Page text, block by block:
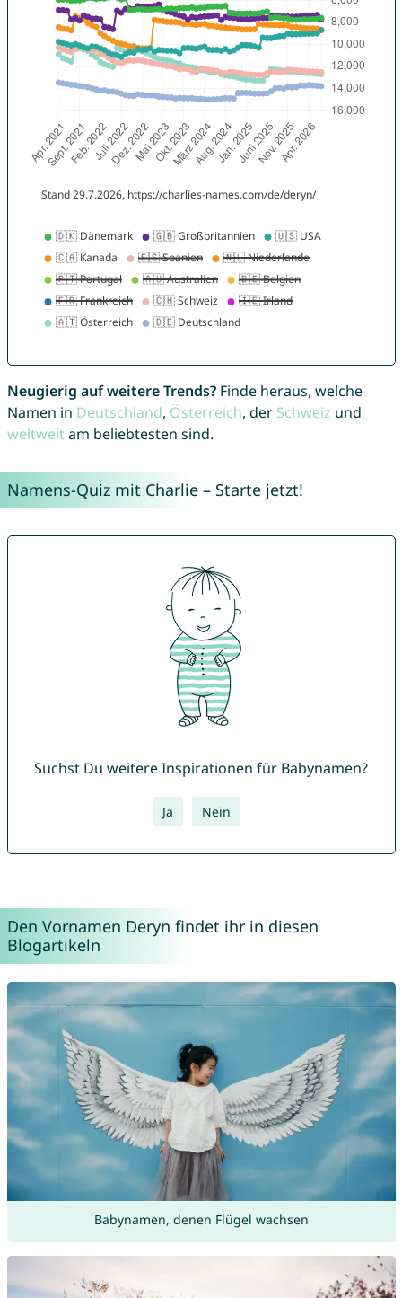
Neugierig auf weitere Trends?Finde heraus, welche
Namen in Deutschland, Österreich, der Schweiz und
weltweitam beliebtesten sind.
Namens-Quiz mit Charlie – Starte jetzt!
Suchst Du weitere Inspirationen für Babynamen?
Ja Nein
Den Vornamen Deryn findet ihr in diesen
Blogartikeln
Babynamen, denen Flügel wachsen